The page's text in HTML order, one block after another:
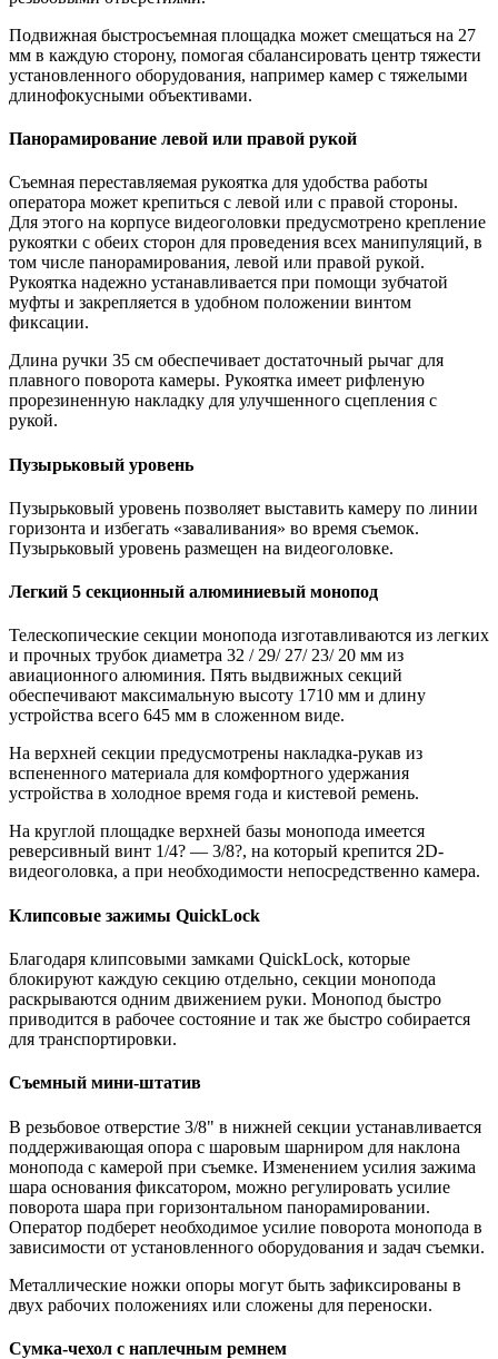
Подвижная быстросъемная площадка может смещаться на 27
мм в каждую сторону, помогая сбалансировать центр тяжести
установленного оборудования, например камер с тяжелыми
длинофокусными объективами.
Панорамирование левой или правой рукой
Съемная переставляемая рукоятка для удобства работы
оператора может крепиться с левой или с правой стороны.
Для этого на корпусе видеоголовки предусмотрено крепление
рукоятки с обеих сторон для проведения всех манипуляций, в
том числе панорамирования, левой или правой рукой.
Рукоятка надежно устанавливается при помощи зубчатой
муфты и закрепляется в удобном положении винтом
фиксации.
Длина ручки 35 см обеспечивает достаточный рычаг для
плавного поворота камеры. Рукоятка имеет рифленую
прорезиненную накладку для улучшенного сцепления с
рукой.
Пузырьковый уровень
Пузырьковый уровень позволяет выставить камеру по линии
горизонта и избегать «заваливания» во время съемок.
Пузырьковый уровень размещен на видеоголовке.
Легкий 5 секционный алюминиевый монопод
Телескопические секции монопода изготавливаются из легких
и прочных трубок диаметра 32 / 29/ 27/ 23/ 20 мм из
авиационного алюминия. Пять выдвижных секций
обеспечивают максимальную высоту 1710 мм и длину
устройства всего 645 мм в сложенном виде.
На верхней секции предусмотрены накладка-рукав из
вспененного материала для комфортного удержания
устройства в холодное время года и кистевой ремень.
На круглой площадке верхней базы монопода имеется
реверсивный винт 1/4? — 3/8?, на который крепится 2D-
видеоголовка, а при необходимости непосредственно камера.
Клипсовые зажимы QuickLock
Благодаря клипсовыми замками QuickLock, которые
блокируют каждую секцию отдельно, секции монопода
раскрываются одним движением руки. Монопод быстро
приводится в рабочее состояние и так же быстро собирается
для транспортировки.
Съемный мини-штатив
В резьбовое отверстие 3/8" в нижней секции устанавливается
поддерживающая опора с шаровым шарниром для наклона
монопода с камерой при съемке. Изменением усилия зажима
шара основания фиксатором, можно регулировать усилие
поворота шара при горизонтальном панорамировании.
Оператор подберет необходимое усилие поворота монопода в
зависимости от установленного оборудования и задач съемки.
Металлические ножки опоры могут быть зафиксированы в
двух рабочих положениях или сложены для переноски.
Сумка-чехол с наплечным ремнем